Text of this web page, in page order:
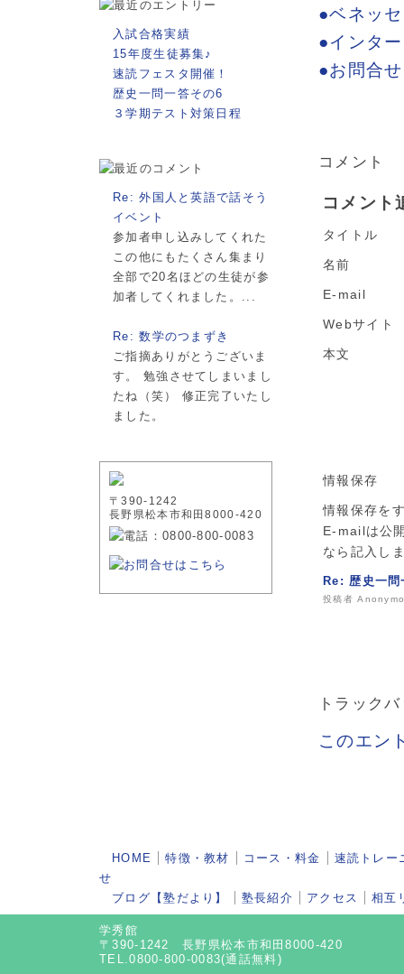
●ベネッ
●インタ
●お問合
コメント
コメント
タイトル
名前
E-mail
Webサイト
本文
情報保存
情報保存を
E-mailは公
なら記入し
Re: 歴史一問
投稿者
トラック
このエン
入試合格実績
15年度生徒募集♪
速読フェスタ開催！
歴史一問一答その6
３学期テスト対策日程
Re: 外国人と英語で話そう
イベント
参加者申し込みしてくれた
この他にもたくさん集まり
全部で20名ほどの生徒が参
加者してくれました。...
Re: 数学のつまずき
ご指摘ありがとうございま
す。 勉強させてしまいまし
たね（笑） 修正完了いたし
ました。
〒390-1242
長野県松本市和田8000-420
HOME 特徴・教材 コース・料金
速読トレー
せ
ブログ【塾だより】
塾長紹介 アクセス 相互
学秀館
〒390-1242 長野県松本市和田8000-420
TEL.0800-800-0083(通話無料)